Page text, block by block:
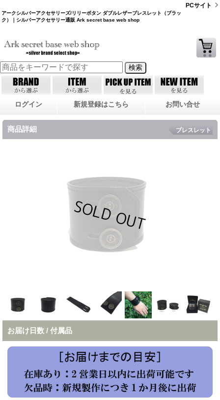
アークシルバーアクセサリーズ/リリーボタン ダブルレザーブレスレット（ブラッ
ク）｜シルバーアクセサリー通販 Ark secret base web shop
PCサイト
ログイン 新規登録はこちら お問い合せ
商品詳細 ブレスレット
お届け日数 / 付属品